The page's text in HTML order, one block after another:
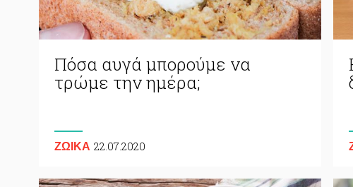
Πόσα αυγά μπορούμε να
τρώμε την ημέρα;
ΖΩΙΚA 22.07.2020